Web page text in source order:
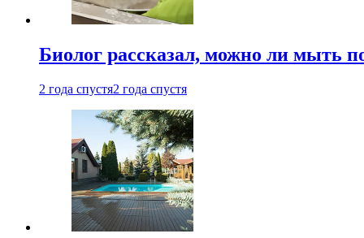
Биолог рассказал, можно ли мыть
2 года спустя2 года спустя